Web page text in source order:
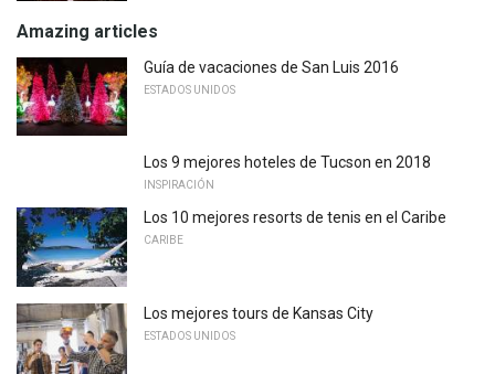
Amazing articles
Guía de vacaciones de San Luis 2016
ESTADOS UNIDOS
Los 9 mejores hoteles de Tucson en 2018
INSPIRACIÓN
Los 10 mejores resorts de tenis en el Caribe
CARIBE
Los mejores tours de Kansas City
ESTADOS UNIDOS